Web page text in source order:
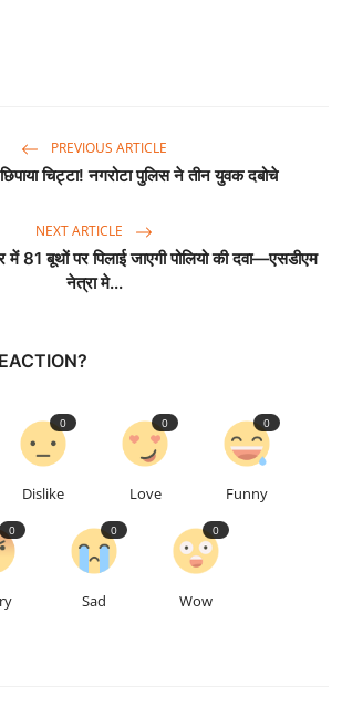
PREVIOUS ARTICLE
चिट्टा! नगरोटा पुलिस ने तीन युवक दबोचे
NEXT ARTICLE
में 81 बूथों पर पिलाई जाएगी पोलियो की दवा—एसडीएम
नेत्रा मे...
Dislike
0
Love
0
Funny
0
0
Sad
0
Wow
0